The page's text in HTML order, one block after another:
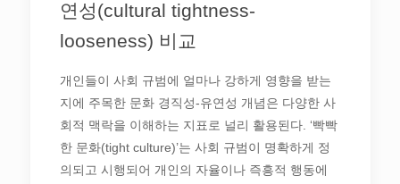
연성(cultural tightness-
looseness) 비교
개인들이 사회 규범에 얼마나 강하게 영향을 받는
지에 주목한 문화 경직성-유연성 개념은 다양한 사
회적 맥락을 이해하는 지표로 널리 활용된다. ‘빡빡
한 문화(tight culture)’는 사회 규범이 명확하게 정
의되고 시행되어 개인의 자율이나 즉흥적 행동에